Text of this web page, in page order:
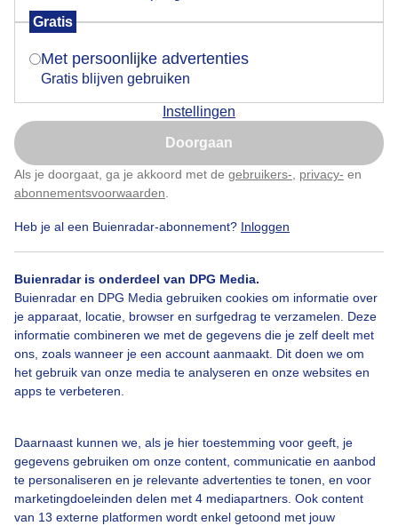
Gratis
Met persoonlijke advertenties
Gratis blijven gebruiken
Instellingen
Doorgaan
Als je doorgaat, ga je akkoord met de gebruikers- privacy- en
abonnementsvoorwaarden
Heb je al een Buienradar-abonnement? Inloggen
Buienradar is onderdeel van DPG Media.
Buienradar en DPG Media gebruiken cookies om informatie over
je apparaat, locatie, browser en surfgedrag te verzamelen. Deze
informatie combineren we met de gegevens die je zelf deelt met
ons, zoals wanneer je een account aanmaakt. Dit doen we om
het gebruik van onze media te analyseren en onze websites en
apps te verbeteren.
Daarnaast kunnen we, als je hier toestemming voor geeft, je
gegevens gebruiken om onze content, communicatie en aanbod
te personaliseren en je relevante advertenties te tonen, en voor
marketingdoeleinden delen met 4 mediapartners. Ook content
van 13 externe platformen wordt enkel getoond met jouw
Door: Els Bax Gemaakt: 19-05-2026, 184x bekeken
Een moment geduld aub...
Over Buienradar
Is goed, toon de popup
Nu niet, misschien later
Klik hierom dit aan te passen